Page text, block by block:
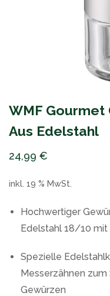
WMF
Aus Edelstahl
24,99 €
inkl. 19 % MwSt.
Hochwertiger
Edelstahl 18/10 mit
Spezielle
Messerzähnen
Gewürzen